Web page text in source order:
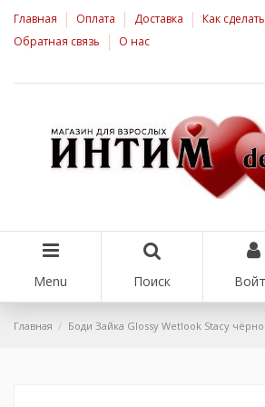
Главная Оплата Доставка
Как
Обратная связь
О нас
Menu Поиск
Главная Боди Зайка Glossy Wetlook Stacy